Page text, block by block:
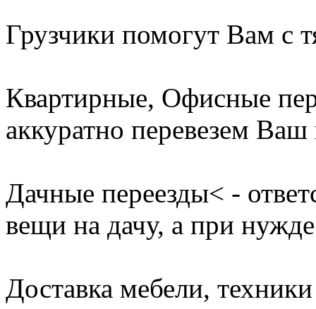
Грузчики помогут Вам с
Квартирные, Офисные
аккуратно перевезем Ваш
Дачные переезды< -
вещи на дачу, а при
Доставка мебели,